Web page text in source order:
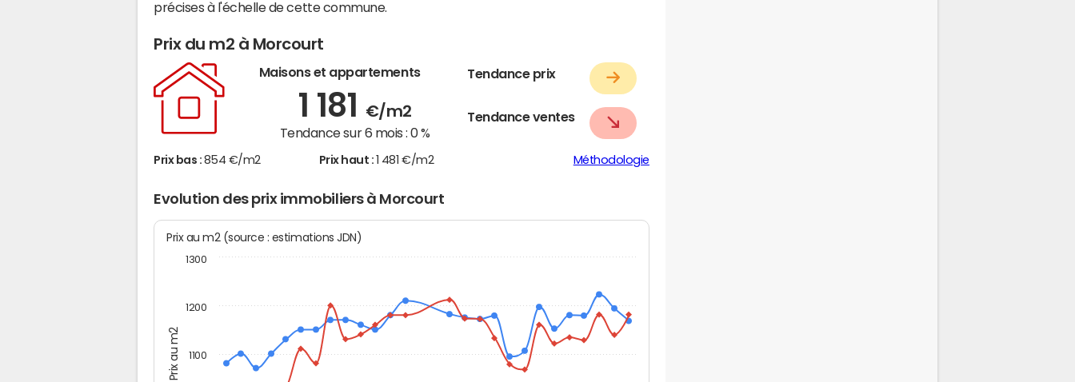
précises à l'échelle de cette commune.
Prix du m2 à Morcourt
Maisons et appartements
1 181 €/m2
Tendance sur 6 mois :0 %
Tendance prix
Tendance ventes
Prix bas : 854 €/m2 Prix haut : 1 481 €/m2 Méthodologie
Evolution des prix immobiliers à Morcourt
Prix au m2
Prix au m2 (source : estimations JDN)
1100
1200
1300